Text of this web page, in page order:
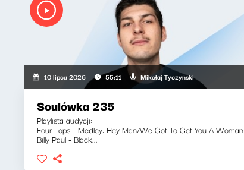
10 lipca 2026 55:11 Mikołaj Tyczyński
Soulówka 235
Playlista audycji:
Four Tops - Medley: Hey Man/We Got To Get You A Woman
Billy Paul - Black...